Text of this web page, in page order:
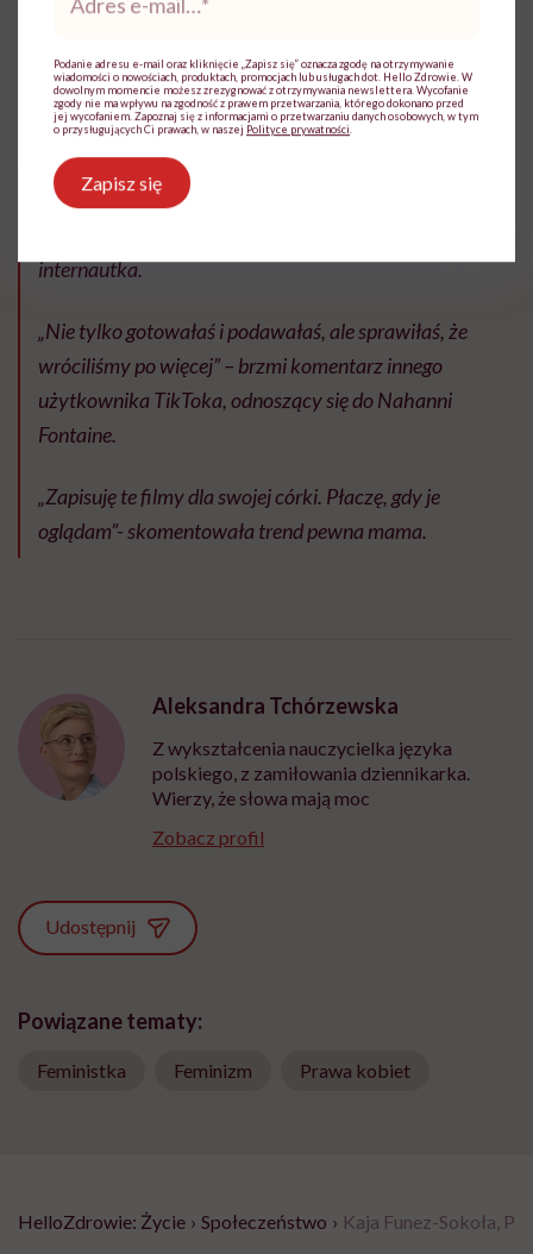
zmieniających świat kobiet. I to jest najbardziej
pozytywna wiadomość. Internautki zachwycają się
tym trendem.
Ten trend sprawił, że zaczęłam obserwować tak
internautka.
„Nie tylko gotowałaś i podawałaś, ale sprawiłaś, że
wróciliśmy po więcej” – brzmi komentarz innego
użytkownika TikToka, odnoszący się do Nahanni
Fontaine.
„Zapisuję te filmy dla swojej córki. Płaczę, gdy je
oglądam”- skomentowała trend pewna mama.
Aleksandra Tchórzewska
Z wykształcenia nauczycielka języka
polskiego, z zamiłowania dziennikarka.
Wierzy, że słowa mają moc
Zobacz profil
Udostępnij
Powiązane tematy:
Feministka Feminizm Prawa kobiet
HelloZdrowie: Życie › Społeczeństwo › Kaja Funez-Sokoła,
*
Podanie adresu e-mail oraz kliknięcie „Zapisz się” oznacza zgodę na otrzymywanie
wiadomości o nowościach, produktach, promocjach lub usługach dot. Hello Zdrowie. W
dowolnym momencie możesz zrezygnować z otrzymywania newslettera. Wycofanie
zgody nie ma wpływu na zgodność z prawem przetwarzania, którego dokonano przed
jej wycofaniem. Zapoznaj się z informacjami o przetwarzaniu danych osobowych, w tym
o przysługujących Ci prawach, w naszej Polityce prywatności
Zapisz się